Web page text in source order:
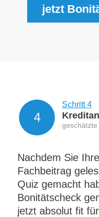
jetzt
4
Schritt 4
Nachdem Sie
Fachbeitrag
Quiz gemacht
Bonitätscheck
jetzt absolut fit